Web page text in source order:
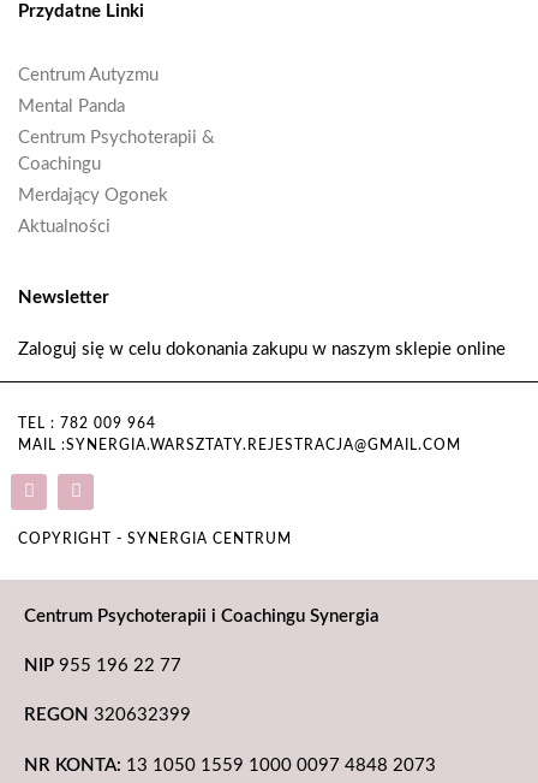
Przydatne Linki
Centrum Autyzmu
Mental Panda
Centrum Psychoterapii &
Coachingu
Merdający Ogonek
Aktualności
Newsletter
Zaloguj się w celu dokonania zakupu w naszym sklepie online
TEL : 782 009 964
MAIL :SYNERGIA.WARSZTATY.REJESTRACJA@GMAIL.COM
COPYRIGHT - SYNERGIA CENTRUM
Centrum Psychoterapii i Coachingu Synergia
NIP 955 196 22 77
REGON 320632399
NR KONTA: 13 1050 1559 1000 0097 4848 2073